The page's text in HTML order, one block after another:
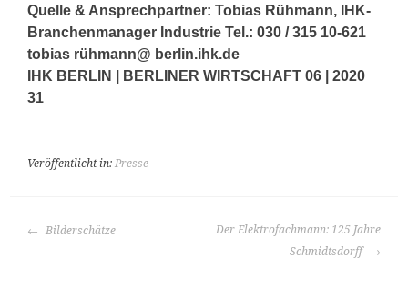
Quelle & Ansprechpartner: Tobias Rühmann, IHK-
Branchenmanager Industrie Tel.: 030 / 315 10-621
tobias rühmann@ berlin.ihk.de
IHK BERLIN | BERLINER WIRTSCHAFT 06 | 2020
31
Veröffentlicht in:Presse
BEITRAGS-
Bilderschätze
Der Elektrofachmann: 125 Jahre
Schmidtsdorff